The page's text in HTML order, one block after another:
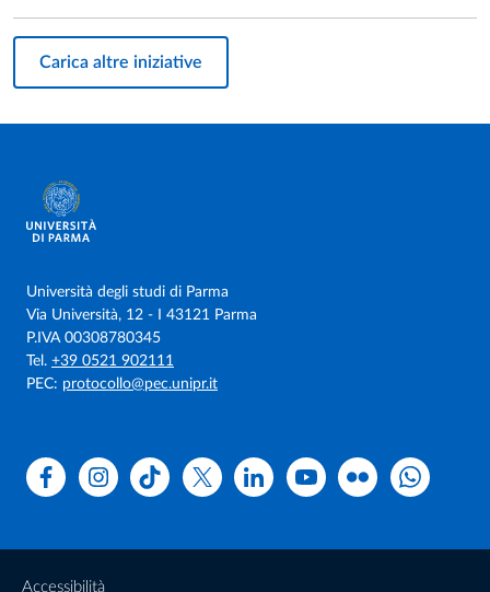
Carica altre iniziative
Università degli studi di Parma
Via Università, 12 - I 43121 Parma
P.IVA 00308780345
Tel. +39 0521 902111
PEC: protocollo@pec.unipr.it
FacebookInstagramTikTok X LinkedinYoutubeFlickr
Accessibilità